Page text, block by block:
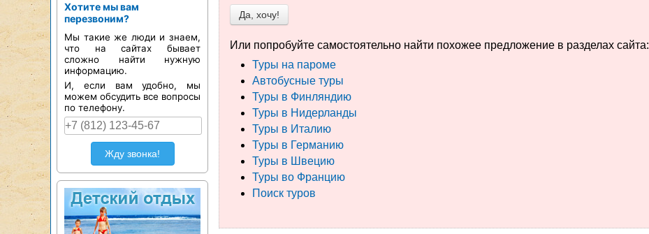
Хотите мы вам
перезвоним?
Мы такие же люди и знаем,
что на сайтах бывает
сложно найти нужную
информацию.
И, если вам удобно, мы
можем обсудить все вопросы
по телефону.
Жду звонка!
Да, хочу!
Или попробуйте самостоятельно найти похожее предложение в разделах сайта:
Туры на пароме
Автобусные туры
Туры в Финляндию
Туры в Нидерланды
Туры в Италию
Туры в Германию
Туры в Швецию
Туры во Францию
Поиск туров